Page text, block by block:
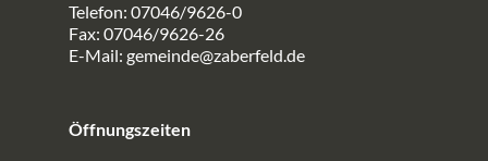
Telefon: 07046/9626-0
Fax: 07046/9626-26
E-Mail: gemeinde@zaberfeld.de
Öffnungszeiten